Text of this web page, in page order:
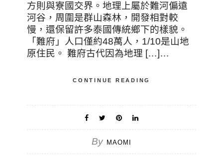
方則與寮國交界。地理上屬於難河偏遠
河谷，周圍是群山森林，開發相對較
慢，還保留許多泰國傳統鄉下的樣貌。
「難府」人口僅約48萬人，1/10是山地
原住民。 難府古代因為地理 […]…
CONTINUE READING
By MAOMI